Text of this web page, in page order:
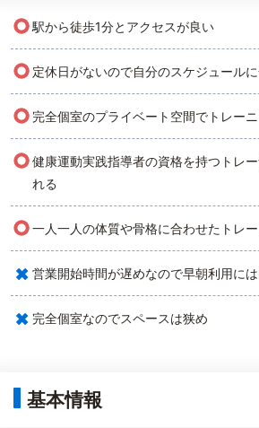
○駅から徒歩1分とアクセスが良い
○ 定休日がないので自分のスケジュール
○ 完全個室のプライベート空間でトレー
○健康運動実践指導者の資格を持つトレ
れる
○一人一人の体質や骨格に合わせたトレ
× 営業開始時間が遅めなので早朝利用に
× 完全個室なのでスペースは狭め
基本情報